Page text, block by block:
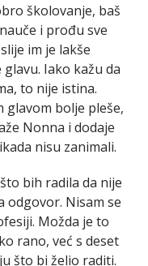
školovanje, baš
i prođu sve
im je lakše
Iako kažu da
to nije istina.
glavom bolje pleše,
Nonna i dodaje
nisu zanimali.
bih radila da nije
odgovor. Nisam se
Možda je to
rano, već s deset
što bi želio raditi.